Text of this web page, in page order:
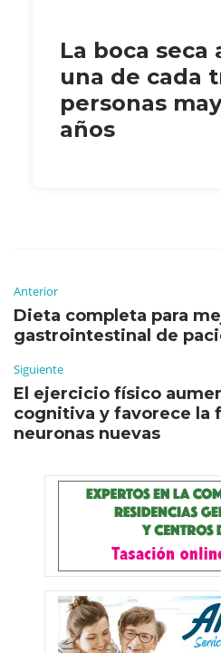
La boca seca
una de cada
personas
años
Anterior
Dieta completa para
gastrointestinal de
Siguiente
El ejercicio físico
cognitiva y favorece la
neuronas nuevas